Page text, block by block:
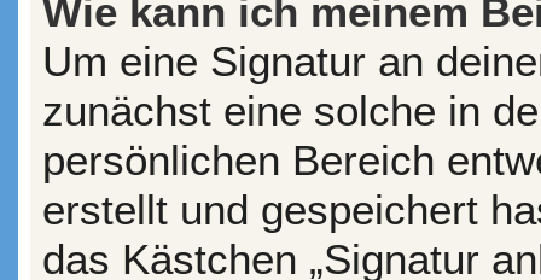
Wie kann ich meinem
Um eine Signatur an
zunächst eine solche in
persönlichen Bereich
erstellt und gespeichert
das Kästchen „Signatur